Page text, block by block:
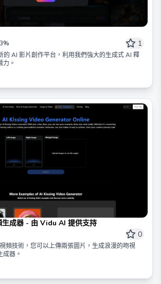
1
的 AI 影片創作平台，利用我們強大的生成式 AI 釋
。
生成器 - 由 Vidu AI 提供支持
0
頻技術，您可以上傳兩張圖片，生成浪漫的吻視
器。